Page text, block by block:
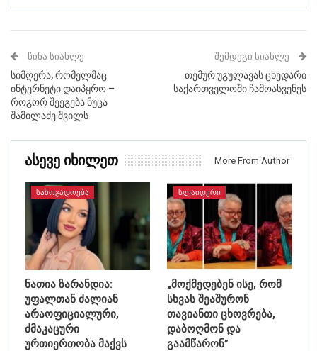
ᲬᲘᲜᲐ ᲡᲘᲐᲮᲚᲔ
სიმღერა, რომელმაც
ინტერნეტი დაიპყრო –
როგორ შეეგება ნუცა
შამილაძე შვილს
ᲨᲔᲛᲓᲔᲒᲘ ᲡᲘᲐᲮᲚᲔ
თემურ უგულავას ცხედარი
საქართველოში ჩამოასვენეს
Ასევე Იხილეთ More From Author
ᲡᲐᲖᲝᲒᲐᲓᲝᲔᲑᲐ
ნათია ზარანდია:
უფალთან ძალიან
არაოფიციალური,
ძმაკაცური
ურთიერთობა მაქვს
ᲡᲚᲐᲘᲓᲔᲠᲘ
„მოქმედებენ ისე, რომ
სხვას შეაშურონ
თავიანთი ცხოვრება,
დაბოღმონ და
გაამწარონ”